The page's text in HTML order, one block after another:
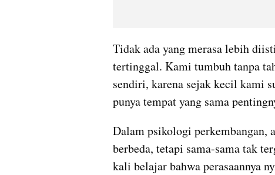
Tidak ada yang merasa lebih
tertinggal. Kami tumbuh tanpa
sendiri, karena sejak kecil kami
punya tempat yang sama
Dalam psikologi perkembangan,
berbeda, tetapi sama-sama tak
kali belajar bahwa perasaannya